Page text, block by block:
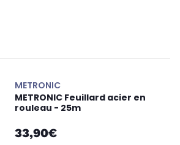
METRONIC
METRONIC Feuillard acier en
rouleau - 25m
33,90€